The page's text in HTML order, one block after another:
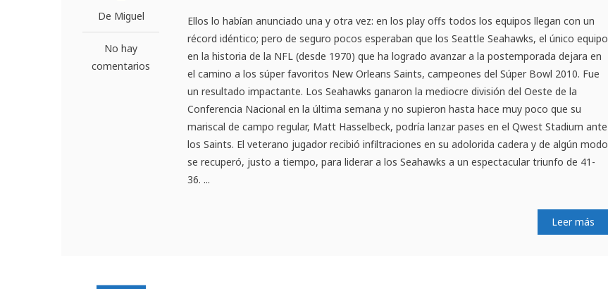
De Miguel
No hay
comentarios
Ellos lo habían anunciado una y otra vez: en los play offs todos los equipos llegan con un
récord idéntico; pero de seguro pocos esperaban que los Seattle Seahawks, el único equipo
en la historia de la NFL (desde 1970) que ha logrado avanzar a la postemporada dejara en
el camino a los súper favoritos New Orleans Saints, campeones del Súper Bowl 2010. Fue
un resultado impactante. Los Seahawks ganaron la mediocre división del Oeste de la
Conferencia Nacional en la última semana y no supieron hasta hace muy poco que su
mariscal de campo regular, Matt Hasselbeck, podría lanzar pases en el Qwest Stadium ante
los Saints. El veterano jugador recibió infiltraciones en su adolorida cadera y de algún modo
se recuperó, justo a tiempo, para liderar a los Seahawks a un espectacular triunfo de 41-
36. ...
Leer más